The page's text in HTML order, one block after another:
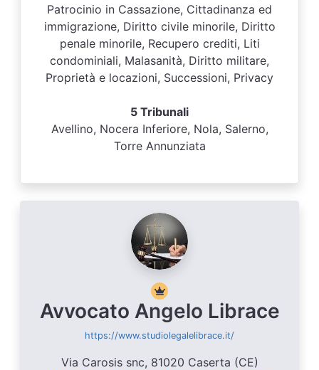
Patrocinio in Cassazione, Cittadinanza ed
immigrazione, Diritto civile minorile, Diritto
penale minorile, Recupero crediti, Liti
condominiali, Malasanità, Diritto militare,
Proprietà e locazioni, Successioni, Privacy
5 Tribunali
Avellino, Nocera Inferiore, Nola, Salerno,
Torre Annunziata
Avvocato Angelo Librace
https://www.studiolegalelibrace.it/
Via Carosis snc, 81020 Caserta (CE)